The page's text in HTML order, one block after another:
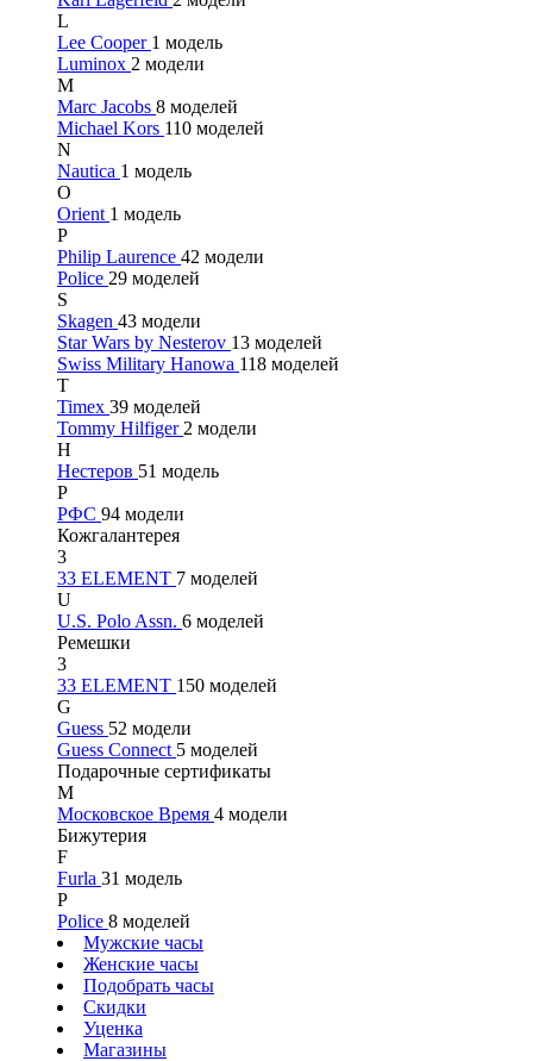
L
Lee Cooper 1 модель
Luminox 2 модели
M
Marc Jacobs 8 моделей
Michael Kors 110 моделей
N
Nautica 1 модель
O
Orient 1 модель
P
Philip Laurence 42 модели
Police 29 моделей
S
Skagen 43 модели
Star Wars by Nesterov 13 моделей
Swiss Military Hanowa 118 моделей
T
Timex 39 моделей
Tommy Hilfiger 2 модели
Н
Нестеров 51 модель
Р
РФС 94 модели
Кожгалантерея
3
33 ELEMENT 7 моделей
U
U.S. Polo Assn. 6 моделей
Ремешки
3
33 ELEMENT 150 моделей
G
Guess 52 модели
Guess Connect 5 моделей
Подарочные сертификаты
М
Московское Время 4 модели
Бижутерия
F
Furla 31 модель
P
Police 8 моделей
Мужские часы
Женские часы
Подобрать часы
Скидки
Уценка
Магазины